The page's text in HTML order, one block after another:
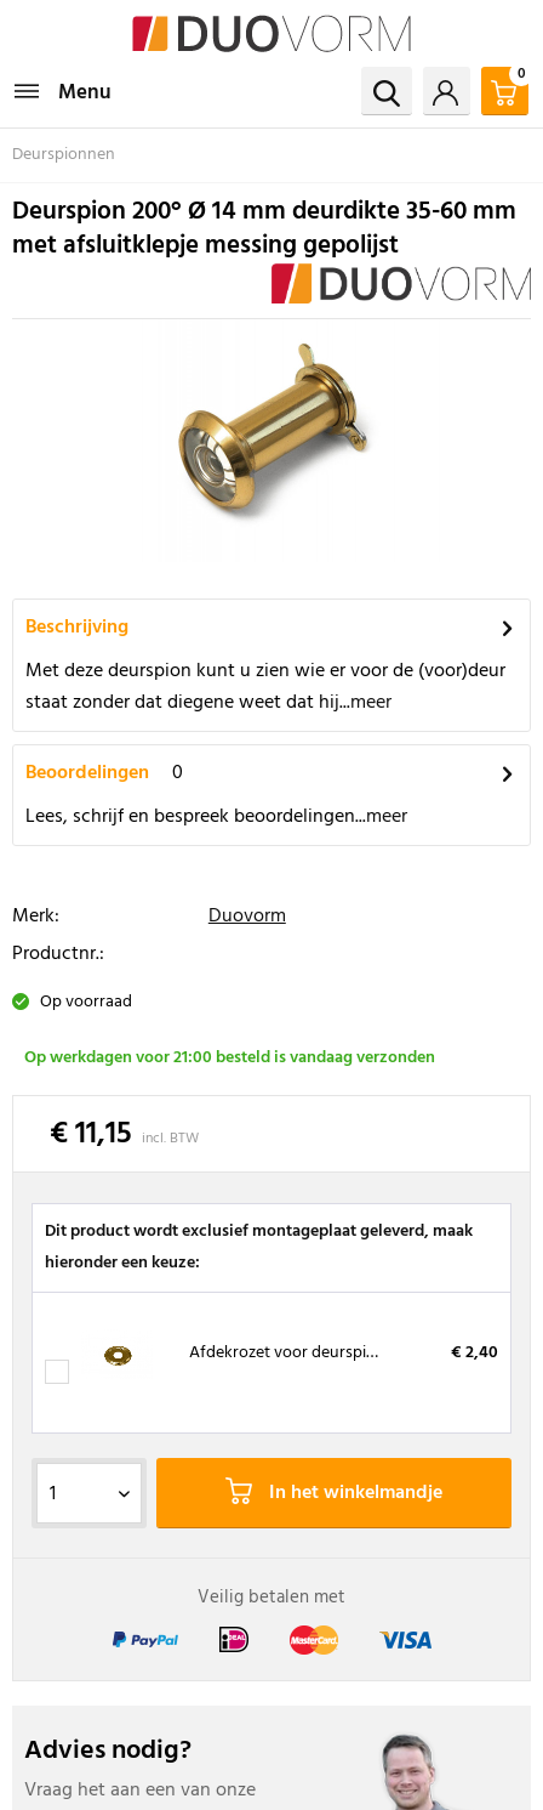
Menu
0
Deurspionnen
Deurspion 200° Ø 14 mm deurdikte 35-60 mm
met afsluitklepje messing gepolijst
Beschrijving
Met deze deurspion kunt u zien wie er voor de (voor)deur
staat zonder dat diegene weet dat hij...meer
Beoordelingen
0
Lees, schrijf en bespreek beoordelingen...meer
Merk:
Duovorm
Productnr.:
Op voorraad
Op werkdagen voor 21:00 besteld is vandaag verzonden
€ 11,15 incl. BTW
Dit product wordt exclusief montageplaat geleverd, maak
hieronder een keuze:
Afdekrozet voor deurspion 14 mm massief messing gepolijst € 2,40
In het winkelmandje
Veilig betalen met
Advies nodig?
Vraag het aan een van onze